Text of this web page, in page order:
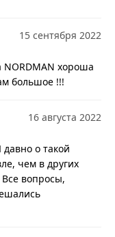
15 сентября 2022
NORDMAN хороша
большое !!!
16 августа 2022
о такой
чем в других
вопросы,